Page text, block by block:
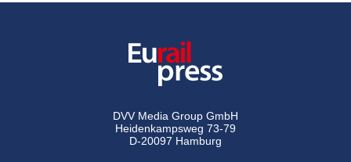
DVV Media Group GmbH
Heidenkampsweg 73-79
D-20097 Hamburg